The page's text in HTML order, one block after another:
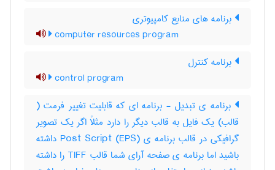
برنامه های منابع کامپیوتری
computer resources program
برنامه کنترل
control program
برنامه ی تبدیل - برنامه ای که قابلیت تغییر فرمت (
قالب) یک فایل به قالب دیگر را دارد مثلاً اگر یک تصویر
گرافیکی در قالب برنامه ی (EPS) Post Script داشته
باشید اما برنامه ی صفحه آرای شما قالب TIFF را داشته